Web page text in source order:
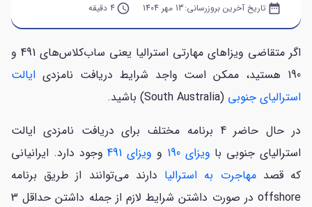
date_range تاریخ آخرین بروزرسانی:13 مهر 1404 query_builder4 دقیقه
اگر متقاضی ویزاهای مهارتی استرالیا یعنی ساب‌کلاس‌های 491 و
190 هستید، ممکن است واجد شرایط دریافت نامزدی
ایالت
استرالیای جنوبی (South Australia) باشید.
در حال حاضر 4 برنامه مختلف برای دریافت نامزدی ایالت
استرالیای جنوبی با ویزای 190 و ویزای 491
وجود دارد. ایرانیانی
که قصدمهاجرت به استرالیا دارند می‌توانند از طریق برنامه
offshore در صورت داشتن شرایط لازم از جمله داشتن حداقل 3